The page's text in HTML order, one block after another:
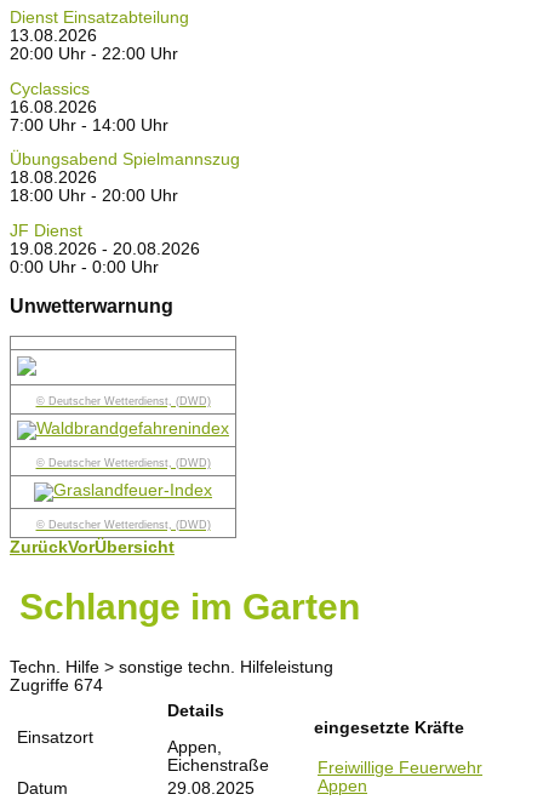
Dienst Einsatzabteilung
13.08.2026
20:00 Uhr - 22:00 Uhr
Cyclassics
16.08.2026
7:00 Uhr - 14:00 Uhr
Übungsabend Spielmannszug
18.08.2026
18:00 Uhr - 20:00 Uhr
JF Dienst
19.08.2026 - 20.08.2026
0:00 Uhr - 0:00 Uhr
Unwetterwarnung
© Deutscher Wetterdienst, (DWD)
© Deutscher Wetterdienst, (DWD)
© Deutscher Wetterdienst, (DWD)
ZurückVorÜbersicht
Schlange im Garten
Techn. Hilfe > sonstige techn. Hilfeleistung
Zugriffe 674
Einsatzort
Details
Appen,
Eichenstraße
Datum
29.08.2025
eingesetzte Kräfte
Freiwillige Feuerwehr
Appen